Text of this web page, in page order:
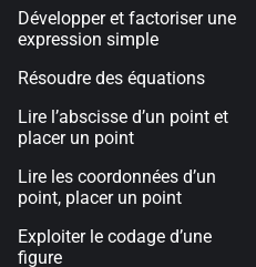
Développer et factoriser une
expression simple
Résoudre des équations
Lire l’abscisse d’un point et
placer un point
Lire les coordonnées d’un
point, placer un point
Exploiter le codage d’une
figure